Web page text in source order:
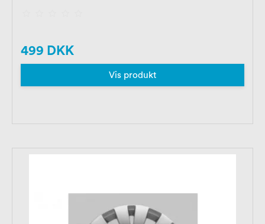
499 DKK
Vis produkt